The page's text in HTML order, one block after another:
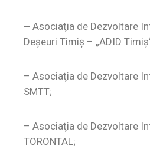
– Asociaţia de Dezvoltare
Deşeuri Timiş – „ADID
– Asociaţia de Dezvoltare
SMTT;
– Asociaţia de Dezvoltare
TORONTAL;